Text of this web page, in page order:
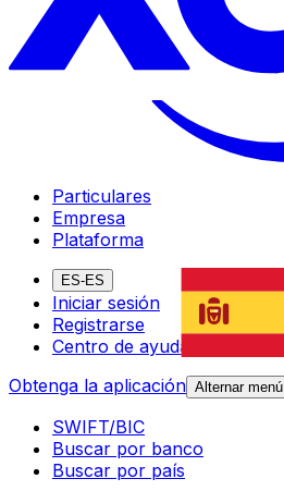
Particulares
Empresa
Plataforma
ES-ES
Iniciar sesión
Registrarse
Centro de ayuda
Obtenga la aplicación Alternar menú
SWIFT/BIC
Buscar por banco
Buscar por país